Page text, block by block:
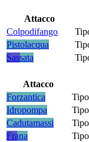
Attacco
Colpodifango
Pistolacqua
Sassata
Attacco
Forzantica
Idropompa
Cadutamassi
Frana